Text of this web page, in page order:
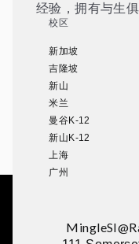
经验，拥有与生
校区
新加坡
吉隆坡
新山
米兰
曼谷K-12
新山K-12
上海
广州